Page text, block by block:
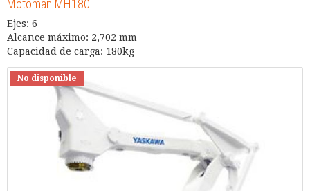
Motoman MH180
Ejes: 6
Alcance máximo: 2,702 mm
Capacidad de carga: 180kg
No disponible